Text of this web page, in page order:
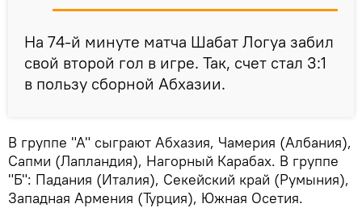
На 74-й минуте матча Шабат Логуа забил
свой второй гол в игре. Так, счет стал 3:1
в пользу сборной Абхазии.
В группе "А" сыграют Абхазия, Чамерия (Албания),
Сапми (Лапландия), Нагорный Карабах. В группе
"Б": Падания (Италия), Секейский край (Румыния),
Западная Армения (Турция), Южная Осетия.